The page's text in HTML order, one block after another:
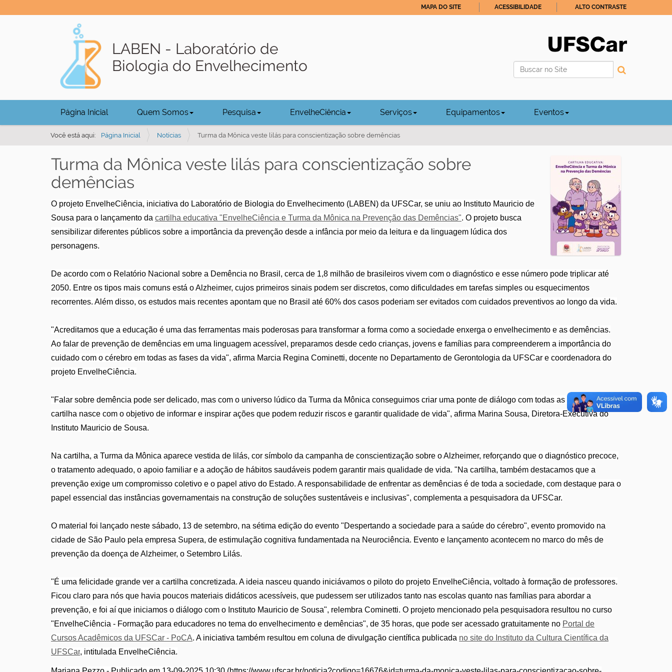
LABEN - Laboratório de
Biologia do Envelhecimento
Busca
MAPA DO SITE ACESSIBILIDADE ALTO CONTRASTE
Página Inicial Quem Somos Pesquisa EnvelheCiência Serviços Equipamentos Eventos
Você está aqui: Página Inicial Notícias Turma da Mônica veste lilás para conscientização sobre demências
Turma da Mônica veste lilás para conscientização sobre
demências
O projeto EnvelheCiência, iniciativa do Laboratório de Biologia do Envelhecimento (LABEN) da UFSCar, se uniu ao Instituto Mauricio de
Sousa para o lançamento da cartilha educativa "EnvelheCiência e Turma da Mônica na Prevenção das Demências". O projeto busca
sensibilizar diferentes públicos sobre a importância da prevenção desde a infância por meio da leitura e da linguagem lúdica dos
personagens.
De acordo com o Relatório Nacional sobre a Demência no Brasil, cerca de 1,8 milhão de brasileiros vivem com o diagnóstico e esse número pode triplicar até
2050. Entre os tipos mais comuns está o Alzheimer, cujos primeiros sinais podem ser discretos, como dificuldades em tarefas simples ou esquecimentos
recorrentes. Além disso, os estudos mais recentes apontam que no Brasil até 60% dos casos poderiam ser evitados com cuidados preventivos ao longo da vida.
"Acreditamos que a educação é uma das ferramentas mais poderosas para transformar a forma como a sociedade enxerga o envelhecimento e as demências.
Ao falar de prevenção de demências em uma linguagem acessível, preparamos desde cedo crianças, jovens e famílias para compreenderem a importância do
cuidado com o cérebro em todas as fases da vida", afirma Marcia Regina Cominetti, docente no Departamento de Gerontologia da UFSCar e coordenadora do
projeto EnvelheCiência.
"Falar sobre demência pode ser delicado, mas com o universo lúdico da Turma da Mônica conseguimos criar uma ponte de diálogo com todas as idades. A
cartilha nasce com o objetivo de informar e inspirar ações que podem reduzir riscos e garantir qualidade de vida", afirma Marina Sousa, Diretora-Executiva do
Instituto Mauricio de Sousa.
Na cartilha, a Turma da Mônica aparece vestida de lilás, cor símbolo da campanha de conscientização sobre o Alzheimer, reforçando que o diagnóstico precoce,
o tratamento adequado, o apoio familiar e a adoção de hábitos saudáveis podem garantir mais qualidade de vida. "Na cartilha, também destacamos que a
prevenção exige um compromisso coletivo e o papel ativo do Estado. A responsabilidade de enfrentar as demências é de toda a sociedade, com destaque para o
papel essencial das instâncias governamentais na construção de soluções sustentáveis e inclusivas", complementa a pesquisadora da UFSCar.
O material foi lançado neste sábado, 13 de setembro, na sétima edição do evento "Despertando a sociedade para a saúde do cérebro", evento promovido na
cidade de São Paulo pela empresa Supera, de estimulação cognitiva fundamentada na Neurociência. Evento e lançamento acontecem no marco do mês de
prevenção da doença de Alzheimer, o Setembro Lilás.
"É uma felicidade grande ver a cartilha concretizada. A ideia nasceu quando iniciávamos o piloto do projeto EnvelheCiência, voltado à formação de professores.
Ficou claro para nós que havia poucos materiais didáticos acessíveis, que pudessem ser utilizados tanto nas escolas quanto nas famílias para abordar a
prevenção, e foi aí que iniciamos o diálogo com o Instituto Mauricio de Sousa", relembra Cominetti. O projeto mencionado pela pesquisadora resultou no curso
"EnvelheCiência - Formação para educadores no tema do envelhecimento e demências", de 35 horas, que pode ser acessado gratuitamente no Portal de
Cursos Acadêmicos da UFSCar - PoCA. A iniciativa também resultou em coluna de divulgação científica publicada no site do Instituto da Cultura Científica da
UFSCar, intitulada EnvelheCiência.